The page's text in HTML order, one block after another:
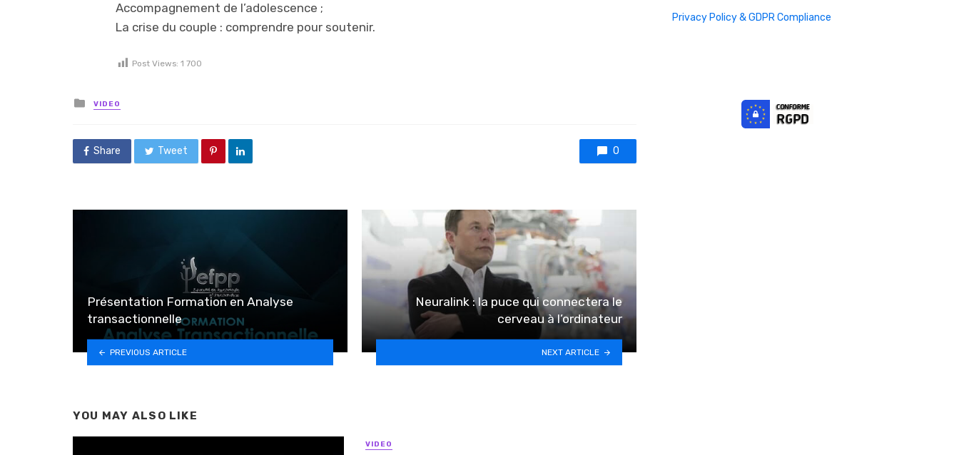
Accompagnement de l’adolescence ;
La crise du couple : comprendre pour soutenir.
Post Views: 1 700
Posted in
VIDEO
Share Tweet 0
Présentation Formation en Analyse
transactionnelle
PREVIOUS ARTICLE
Neuralink : la puce qui connectera le
cerveau à l’ordinateur
NEXT ARTICLE
YOU MAY ALSO LIKE
VIDEO
Privacy Policy & GDPR Compliance